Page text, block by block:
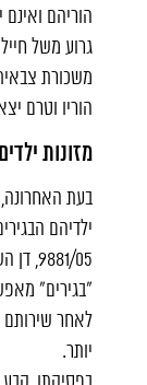
הוריהם
גרוע משל
משכורת
הוריו וטרם
מזונות
בעת
ילדיהם
9881/
"בגירים"
לאחר שירותם
יותר.